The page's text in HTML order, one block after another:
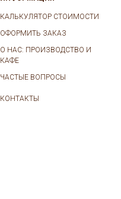
КАЛЬКУЛЯТОР СТОИМОСТИ
ОФОРМИТЬ ЗАКАЗ
О НАС: ПРОИЗВОДСТВО И
КАФЕ
ЧАСТЫЕ ВОПРОСЫ
КОНТАКТЫ